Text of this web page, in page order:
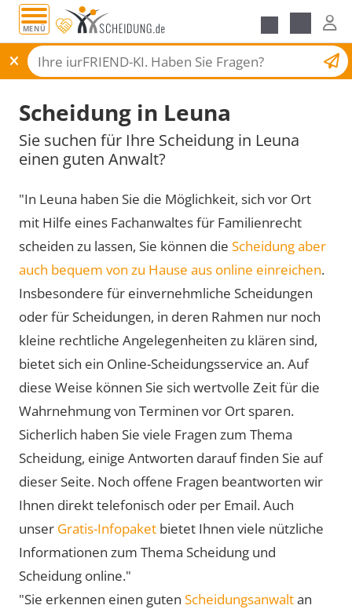
MENÜ
Scheidungsantrag
Scheidung in Leuna
Sie suchen für Ihre Scheidung in Leuna
einen guten Anwalt?
"In Leuna haben Sie die Möglichkeit, sich vor Ort
mit Hilfe eines Fachanwaltes für Familienrecht
scheiden zu lassen, Sie können die Scheidung aber
auch bequem von zu Hause aus online einreichen.
Insbesondere für einvernehmliche Scheidungen
oder für Scheidungen, in deren Rahmen nur noch
kleine rechtliche Angelegenheiten zu klären sind,
bietet sich ein Online-Scheidungsservice an. Auf
diese Weise können Sie sich wertvolle Zeit für die
Wahrnehmung von Terminen vor Ort sparen.
Sicherlich haben Sie viele Fragen zum Thema
Scheidung, einige Antworten darauf finden Sie auf
dieser Seite. Noch offene Fragen beantworten wir
Ihnen direkt telefonisch oder per Email. Auch
unser Gratis-Infopaket bietet Ihnen viele nützliche
Informationen zum Thema Scheidung und
Scheidung online."
"Sie erkennen einen guten Scheidungsanwaltan